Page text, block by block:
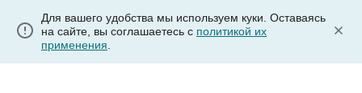
Для вашего удобства мы используем куки. Оставаясь
на сайте, вы соглашаетесь с политикой их
применения